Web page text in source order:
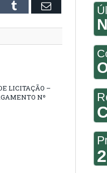
Tumblr Email
LICITAÇÃO –
Nº